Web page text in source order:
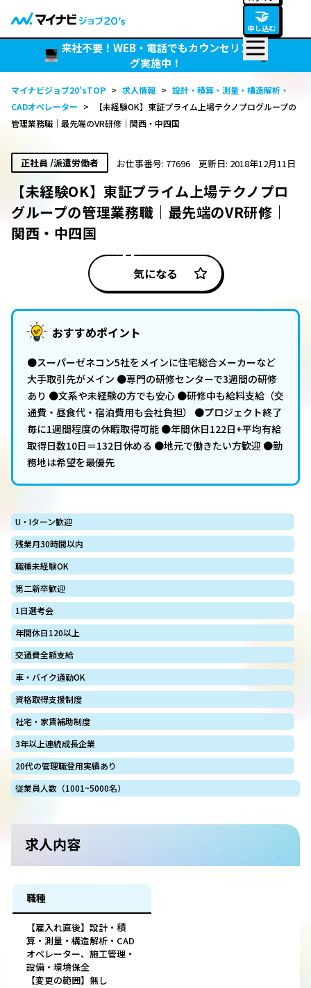
🤝
申し込む
来社不要！WEB・電話でもカウンセリン
グ実施中！
マイナビジョブ20’sTOP > 求人情報 > 設計・積算・測量・構造解析・
CADオペレーター >
【未経験OK】東証プライム上場テクノプログループの
管理業務職｜最先端のVR研修｜関西・中四国
正社員 /派遣労働者 お仕事番号: 77696 更新日: 2018年12月11日
【未経験OK】東証プライム上場テクノプロ
グループの管理業務職｜最先端のVR研修｜
関西・中四国
気になる
おすすめポイント
●スーパーゼネコン5社をメインに住宅総合メーカーなど
大手取引先がメイン ●専門の研修センターで3週間の研修
あり ●文系や未経験の方でも安心 ●研修中も給料支給（交
通費・昼食代・宿泊費用も会社負担） ●プロジェクト終了
毎に1週間程度の休暇取得可能 ●年間休日122日+平均有給
取得日数10日＝132日休める ●地元で働きたい方歓迎 ●勤
務地は希望を最優先
U・Iターン歓迎
残業月30時間以内
職種未経験OK
第二新卒歓迎
1日選考会
年間休日120以上
交通費全額支給
車・バイク通勤OK
資格取得支援制度
社宅・家賃補助制度
3年以上連続成長企業
20代の管理職登用実績あり
従業員人数（1001~5000名）
求人内容
職種
【雇入れ直後】設計・積
算・測量・構造解析・CAD
オペレーター、施工管理・
設備・環境保全
【変更の範囲】無し